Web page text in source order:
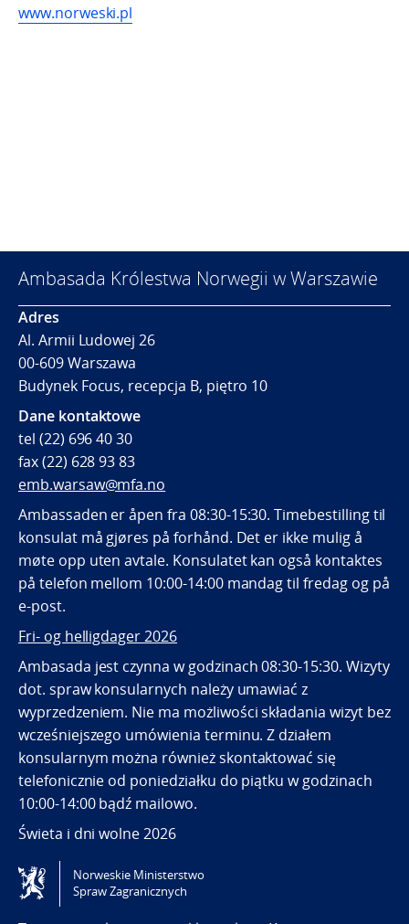
www.norweski.pl
Ambasada Królestwa Norwegii w Warszawie
Adres
Al. Armii Ludowej 26
00-609 Warszawa
Budynek Focus, recepcja B, piętro 10
Dane kontaktowe
tel (22) 696 40 30
fax (22) 628 93 83
emb.warsaw@mfa.no
Ambassaden er åpen fra 08:30-15:30. Timebestilling til
konsulat må gjøres på forhånd. Det er ikke mulig å
møte opp uten avtale. Konsulatet kan også kontaktes
på telefon mellom 10:00-14:00 mandag til fredag og på
e-post.
Fri- og helligdager 2026
Ambasada jest czynna w godzinach 08:30-15:30. Wizyty
dot. spraw konsularnych należy umawiać z
wyprzedzeniem. Nie ma możliwości składania wizyt bez
wcześniejszego umówienia terminu. Z działem
konsularnym można również skontaktować się
telefonicznie od poniedziałku do piątku w godzinach
10:00-14:00 bądź mailowo.
Święta i dni wolne 2026
Tilgjengelighetserklæring / Accessibility statement
(NO)
Norweskie Ministerstwo
Spraw Zagranicznych